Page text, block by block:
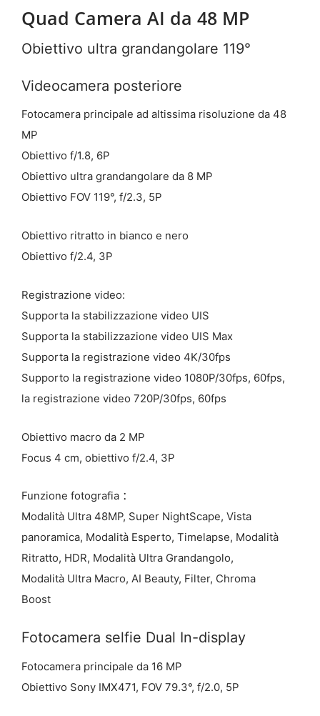
Quad Camera AI da 48 MP
Obiettivo ultra grandangolare 119°
Videocamera posteriore
Fotocamera principale ad altissima risoluzione da 48
MP
Obiettivo f/1.8, 6P
Obiettivo ultra grandangolare da 8 MP
Obiettivo FOV 119°, f/2.3, 5P
Obiettivo ritratto in bianco e nero
Obiettivo f/2.4, 3P
Registrazione video:
Supporta la stabilizzazione video UIS
Supporta la stabilizzazione video UIS Max
Supporta la registrazione video 4K/30fps
Supporto la registrazione video 1080P/30fps, 60fps,
la registrazione video 720P/30fps, 60fps
Obiettivo macro da 2 MP
Focus 4 cm, obiettivo f/2.4, 3P
Funzione fotografia ：
Modalità Ultra 48MP, Super NightScape, Vista
panoramica, Modalità Esperto, Timelapse, Modalità
Ritratto, HDR, Modalità Ultra Grandangolo,
Modalità Ultra Macro, AI Beauty, Filter, Chroma
Boost
Fotocamera selfie Dual In-display
Fotocamera principale da 16 MP
Obiettivo Sony IMX471, FOV 79.3°, f/2.0, 5P